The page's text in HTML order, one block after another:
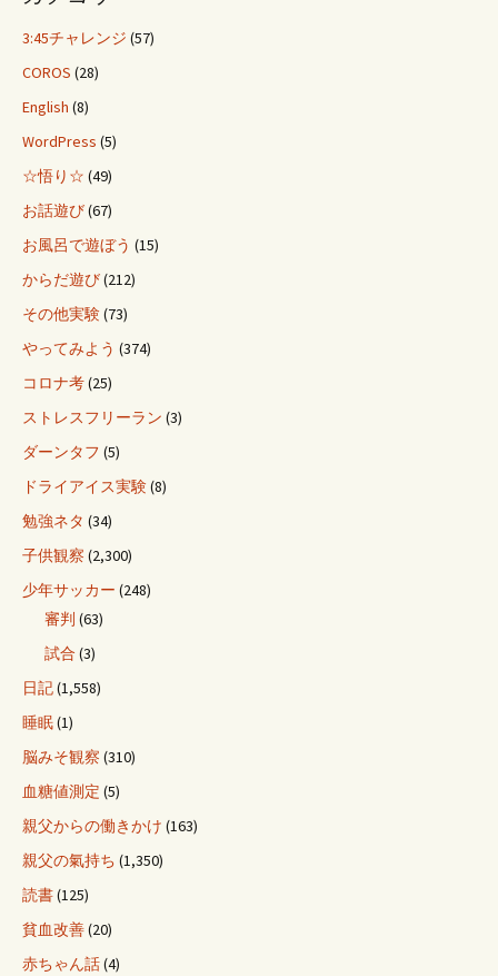
3:45チャレンジ (57)
COROS (28)
English (8)
WordPress (5)
☆悟り☆ (49)
お話遊び(67)
お風呂で遊ぼう (15)
からだ遊び(212)
その他実験(73)
やってみよう (374)
コロナ考(25)
ストレスフリーラン (3)
ダーンタフ (5)
ドライアイス実験(8)
勉強ネタ (34)
子供観察 (2,300)
少年サッカー (248)
審判 (63)
試合 (3)
日記(1,558)
睡眠(1)
脳みそ観察 (310)
血糖値測定 (5)
親父からの働きかけ (163)
親父の氣持ち (1,350)
読書(125)
貧血改善(20)
赤ちゃん話(4)